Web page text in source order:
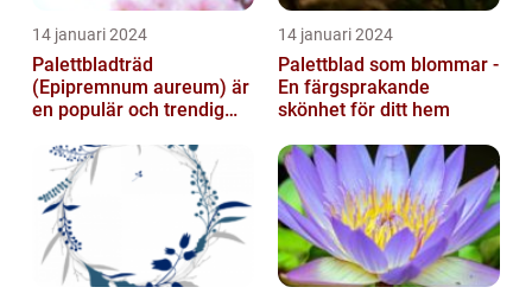
14 januari 2024
Palettbladträd
(Epipremnum aureum) är
en populär och trendig
populär de ...
14 januari 2024
Palettblad som blommar -
En färgsprakande
skönhet för ditt hem